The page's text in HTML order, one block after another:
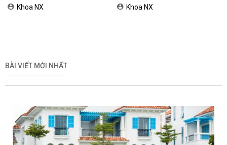
2026Khoa NX
NamKhoa NX
BÀI VIẾT MỚI NHẤT